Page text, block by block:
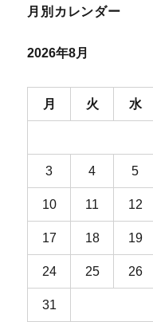
月別カレンダー
2026年8月
月 火 水
3 4 5
10 11 12
17 18 19
24 25 26
31